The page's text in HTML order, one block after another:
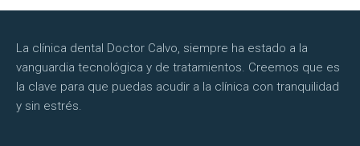
La clínica dental Doctor Calvo, siempre ha estado a la
vanguardia tecnológica y de tratamientos. Creemos que es
la clave para que puedas acudir a la clínica con tranquilidad
y sin estrés.